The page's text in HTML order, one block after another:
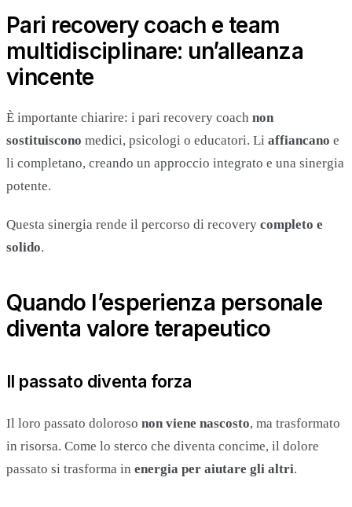
Pari recovery coach e team
multidisciplinare: un’alleanza
vincente
È importante chiarire: i pari recovery coach non
sostituiscono medici, psicologi o educatori. Li affiancano e
li completano, creando un approccio integrato e una sinergia
potente.
Questa sinergia rende il percorso di recovery completo e
solido.
Quando l’esperienza personale
diventa valore terapeutico
Il passato diventa forza
Il loro passato doloroso non viene nascosto, ma trasformato
in risorsa. Come lo sterco che diventa concime, il dolore
passato si trasforma in energia per aiutare gli altri.